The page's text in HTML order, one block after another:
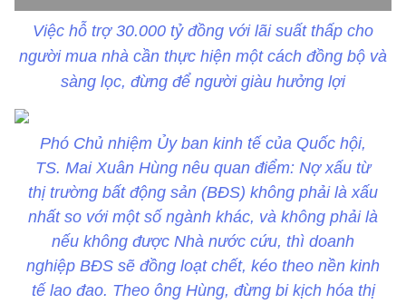
Việc hỗ trợ 30.000 tỷ đồng với lãi suất thấp cho
người mua nhà cần thực hiện một cách đồng bộ và
sàng lọc, đừng để người giàu hưởng lợi
Phó Chủ nhiệm Ủy ban kinh tế của Quốc hội,
TS. Mai Xuân Hùng nêu quan điểm: Nợ xấu từ
thị trường bất động sản (BĐS) không phải là xấu
nhất so với một số ngành khác, và không phải là
nếu không được Nhà nước cứu, thì doanh
nghiệp BĐS sẽ đồng loạt chết, kéo theo nền kinh
tế lao đao. Theo ông Hùng, đừng bi kịch hóa thị